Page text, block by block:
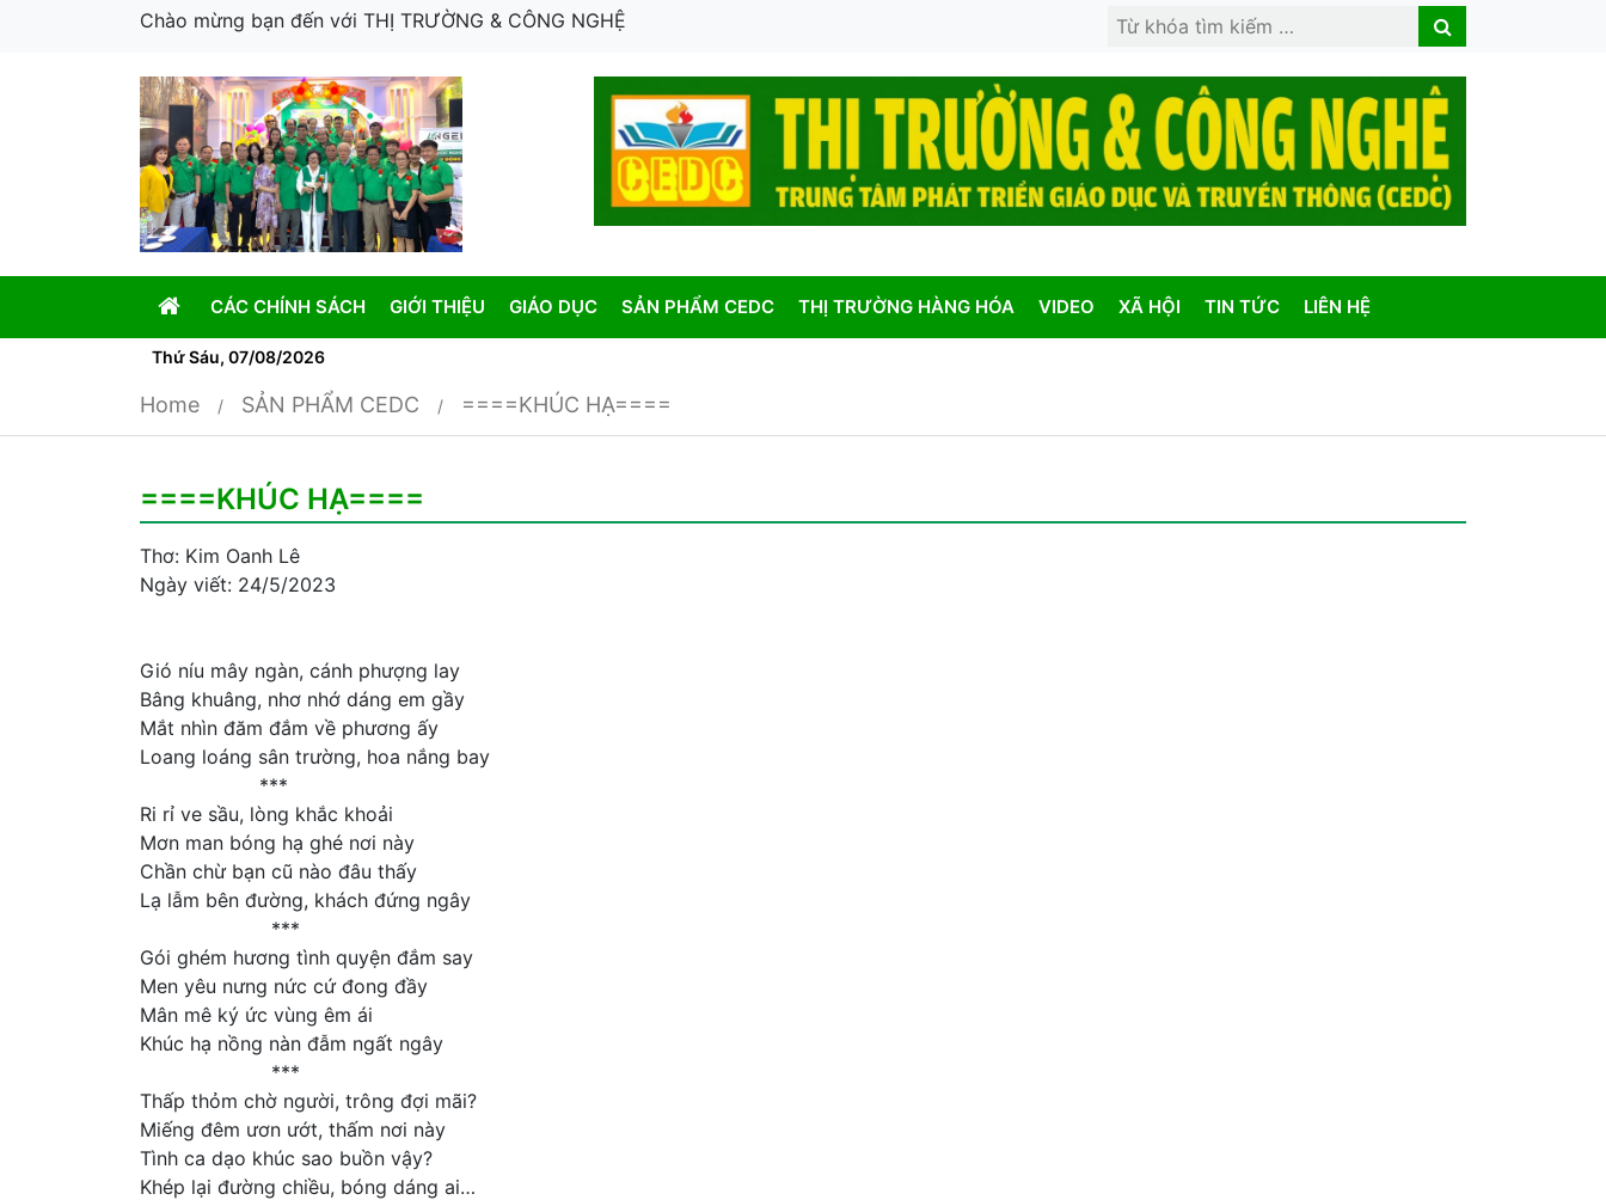
Chào mừng bạn đến với THỊ TRƯỜNG & CÔNG NGHỆ
Search
Search
CÁC CHÍNH SÁCH GIỚI THIỆU GIÁO DỤC SẢN PHẨM CEDC THỊ TRƯỜNG HÀNG HÓA VIDEO XÃ HỘI TIN TỨC LIÊN HỆ
Thứ Sáu, 07/08/2026
Home SẢN PHẨM CEDC ====KHÚC HẠ====
====KHÚC HẠ====
Thơ: Kim Oanh Lê
Ngày viết: 24/5/2023
Gió níu mây ngàn, cánh phượng lay
Bâng khuâng, nhơ nhớ dáng em gầy
Mắt nhìn đăm đắm về phương ấy
Loang loáng sân trường, hoa nắng bay
***
Ri rỉ ve sầu, lòng khắc khoải
Mơn man bóng hạ ghé nơi này
Chần chừ bạn cũ nào đâu thấy
Lạ lẫm bên đường, khách đứng ngây
***
Gói ghém hương tình quyện đắm say
Men yêu nưng nức cứ đong đầy
Mân mê ký ức vùng êm ái
Khúc hạ nồng nàn đẫm ngất ngây
***
Thấp thỏm chờ người, trông đợi mãi?
Miếng đêm ươn ướt, thấm nơi này
Tình ca dạo khúc sao buồn vậy?
Khép lại đường chiều, bóng dáng ai…